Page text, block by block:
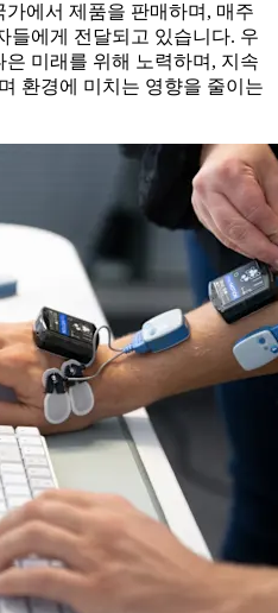
에서 제품을 판매하며, 매주
들에게 전달되고 있습니다. 우
미래를 위해 노력하며, 지속
환경에 미치는 영향을 줄이는